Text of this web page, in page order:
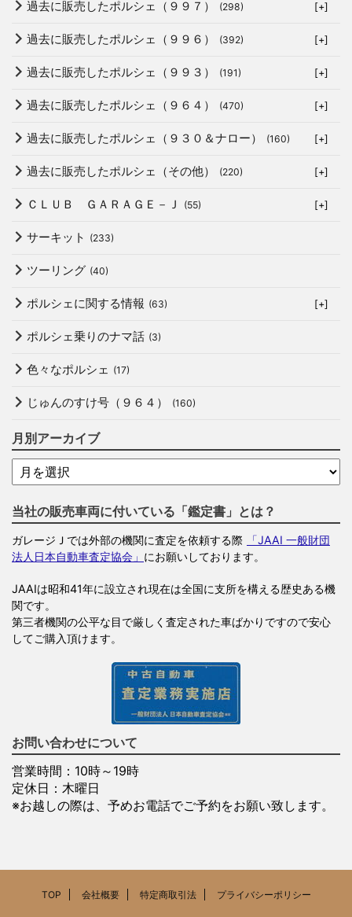
過去に販売したポルシェ（９９７） (298) [+]
過去に販売したポルシェ（９９６） (392) [+]
過去に販売したポルシェ（９９３） (191) [+]
過去に販売したポルシェ（９６４） (470) [+]
過去に販売したポルシェ（９３０＆ナロー） (160) [+]
過去に販売したポルシェ（その他） (220) [+]
ＣＬＵＢ ＧＡＲＡＧＥ－Ｊ (55) [+]
サーキット (233)
ツーリング (40)
ポルシェに関する情報 (63) [+]
ポルシェ乗りのナマ話 (3)
色々なポルシェ (17)
じゅんのすけ号（９６４） (160)
月別アーカイブ
当社の販売車両に付いている「鑑定書」とは？
ガレージＪでは外部の機関に査定を依頼する際
「JAAI 一般財団
法人日本自動車査定協会」 にお願いしております。
JAAIは昭和41年に設立され現在は全国に支所を構える歴史ある機
関です。
第三者機関の公平な目で厳しく査定された車ばかりですので安心
してご購入頂けます。
お問い合わせについて
営業時間：10時～19時
定休日：木曜日
※お越しの際は、予めお電話でご予約をお願い致します。
TOP 会社概要 特定商取引法 プライバシーポリシー